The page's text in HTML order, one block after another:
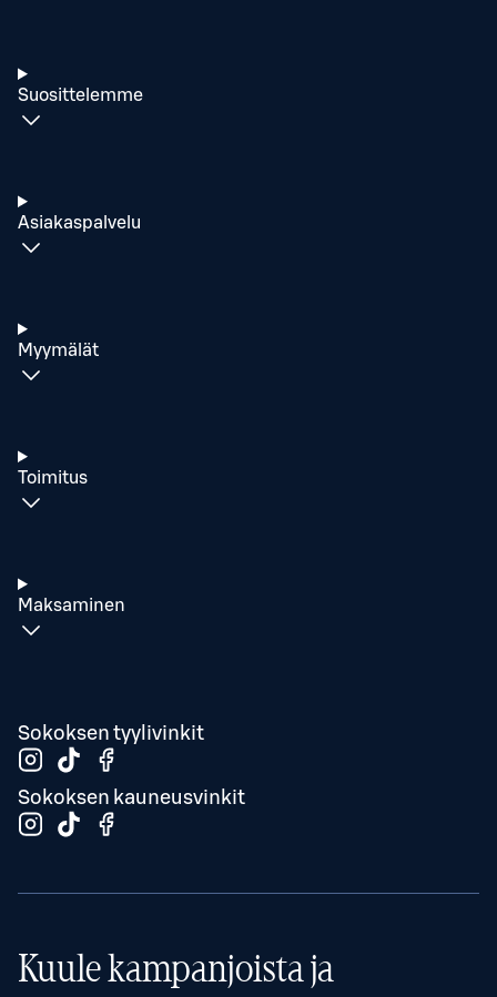
Suosittelemme
Asiakaspalvelu
Myymälät
Toimitus
Maksaminen
Sokoksen tyylivinkit
Sokoksen kauneusvinkit
Kuule kampanjoista ja